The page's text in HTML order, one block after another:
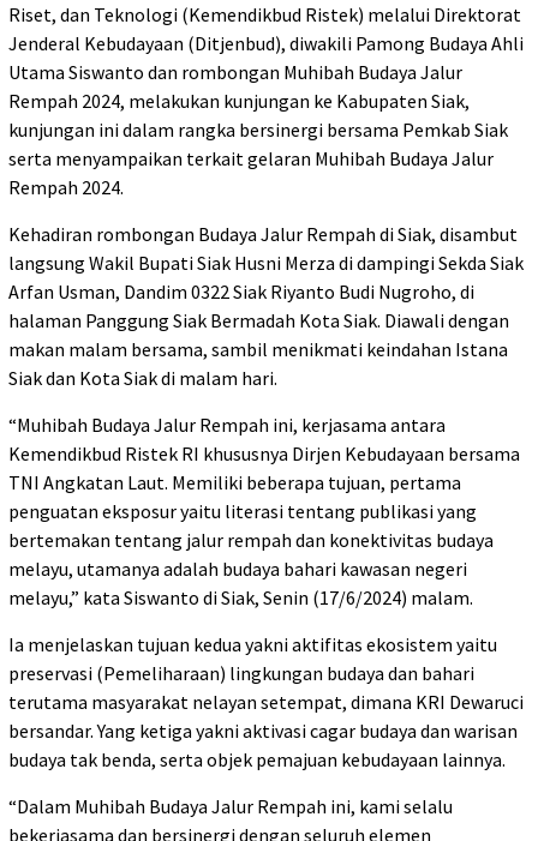
Riset, dan Teknologi (Kemendikbud Ristek) melalui Direktorat
Jenderal Kebudayaan (Ditjenbud), diwakili Pamong Budaya Ahli
Utama Siswanto dan rombongan Muhibah Budaya Jalur
Rempah 2024, melakukan kunjungan ke Kabupaten Siak,
kunjungan ini dalam rangka bersinergi bersama Pemkab Siak
serta menyampaikan terkait gelaran Muhibah Budaya Jalur
Rempah 2024.
Kehadiran rombongan Budaya Jalur Rempah di Siak, disambut
langsung Wakil Bupati Siak Husni Merza di dampingi Sekda Siak
Arfan Usman, Dandim 0322 Siak Riyanto Budi Nugroho, di
halaman Panggung Siak Bermadah Kota Siak. Diawali dengan
makan malam bersama, sambil menikmati keindahan Istana
Siak dan Kota Siak di malam hari.
“Muhibah Budaya Jalur Rempah ini, kerjasama antara
Kemendikbud Ristek RI khususnya Dirjen Kebudayaan bersama
TNI Angkatan Laut. Memiliki beberapa tujuan, pertama
penguatan eksposur yaitu literasi tentang publikasi yang
bertemakan tentang jalur rempah dan konektivitas budaya
melayu, utamanya adalah budaya bahari kawasan negeri
melayu,” kata Siswanto di Siak, Senin (17/6/2024) malam.
Ia menjelaskan tujuan kedua yakni aktifitas ekosistem yaitu
preservasi (Pemeliharaan) lingkungan budaya dan bahari
terutama masyarakat nelayan setempat, dimana KRI Dewaruci
bersandar. Yang ketiga yakni aktivasi cagar budaya dan warisan
budaya tak benda, serta objek pemajuan kebudayaan lainnya.
“Dalam Muhibah Budaya Jalur Rempah ini, kami selalu
bekerjasama dan bersinergi dengan seluruh elemen